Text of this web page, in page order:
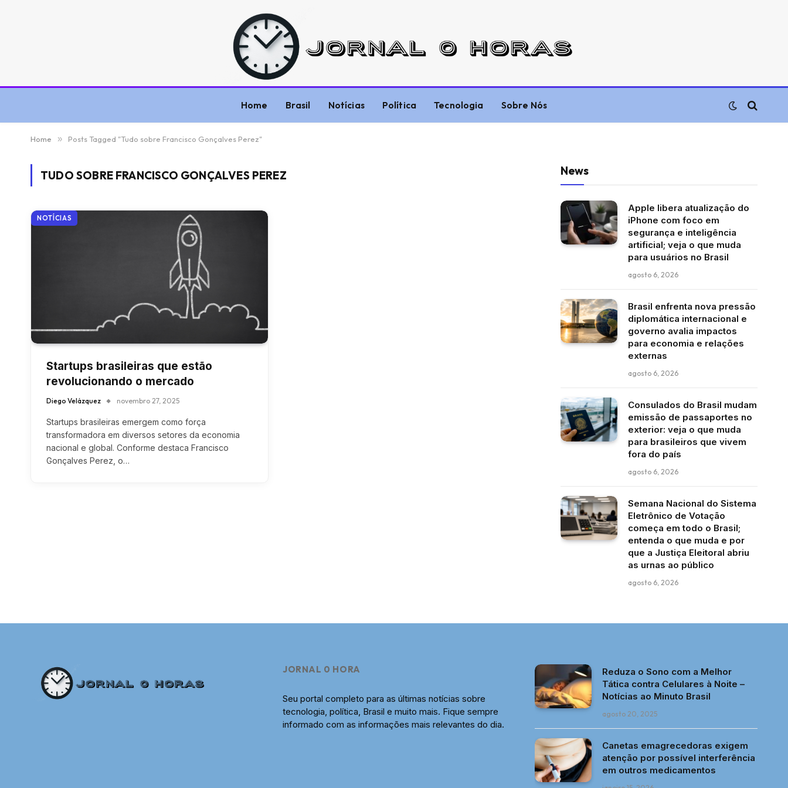
Home Brasil Notícias Política Tecnologia Sobre Nós
Home » Posts Tagged "Tudo sobre Francisco Gonçalves Perez"
TUDO SOBRE FRANCISCO GONÇALVES PEREZ
NOTÍCIAS
Startups brasileiras que estão
revolucionando o mercado
Diego Velázquez novembro 27, 2025
Startups brasileiras emergem como força
transformadora em diversos setores da economia
nacional e global. Conforme destaca Francisco
Gonçalves Perez, o…
News
Apple libera atualização do
iPhone com foco em
segurança e inteligência
artificial; veja o que muda
para usuários no Brasil
agosto 6, 2026
Brasil enfrenta nova pressão
diplomática internacional e
governo avalia impactos
para economia e relações
externas
agosto 6, 2026
Consulados do Brasil mudam
emissão de passaportes no
exterior: veja o que muda
para brasileiros que vivem
fora do país
agosto 6, 2026
Semana Nacional do Sistema
Eletrônico de Votação
começa em todo o Brasil;
entenda o que muda e por
que a Justiça Eleitoral abriu
as urnas ao público
agosto 6, 2026
JORNAL 0 HORA
Seu portal completo para as últimas notícias sobre
tecnologia, política, Brasil e muito mais. Fique sempre
informado com as informações mais relevantes do dia.
Reduza o Sono com a Melhor
Tática contra Celulares à Noite –
Notícias ao Minuto Brasil
agosto 20, 2025
Canetas emagrecedoras exigem
atenção por possível interferência
em outros medicamentos